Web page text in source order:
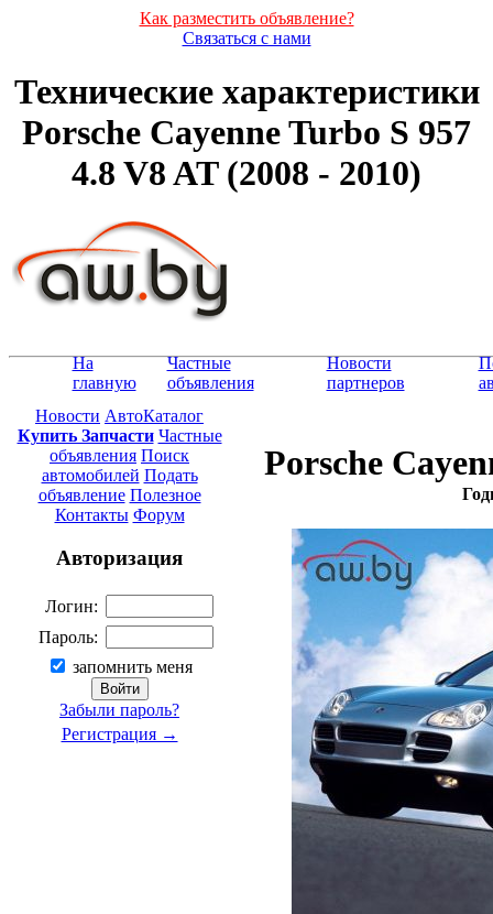
Как разместить объявление?
Связаться с нами
Технические характеристики
Porsche Cayenne Turbo S 957
4.8 V8 AT (2008 - 2010)
На
главную
Частные
объявления
Новости
партнеров
Новости АвтоКаталог
Купить Запчасти Частные
объявления Поиск
автомобилей Подать
объявление Полезное
Контакты Форум
Авторизация
Логин:
Пароль:
запомнить меня
Забыли пароль?
Регистрация →
Porsche